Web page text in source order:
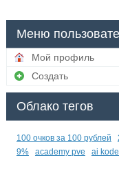
Меню
Мой профиль
Создать
Облако тегов
100 очков за 100 рублей
9%
academy pve ai